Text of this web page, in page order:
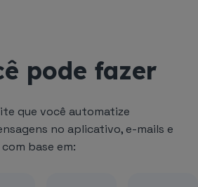
pode fazer
que você automatize
no aplicativo, e-mails e
base em: